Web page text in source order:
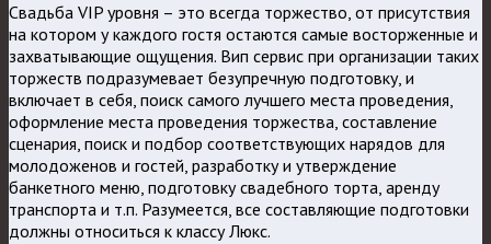
Свадьба VIP уровня – это всегда торжество, от присутствия
на котором у каждого гостя остаются самые восторженные и
захватывающие ощущения. Вип сервис при организации таких
торжеств подразумевает безупречную подготовку, и
включает в себя, поиск самого лучшего места проведения,
оформление места проведения торжества, составление
сценария, поиск и подбор соответствующих нарядов для
молодоженов и гостей, разработку и утверждение
банкетного меню, подготовку свадебного торта, аренду
транспорта и т.п. Разумеется, все составляющие подготовки
должны относиться к классу Люкс.